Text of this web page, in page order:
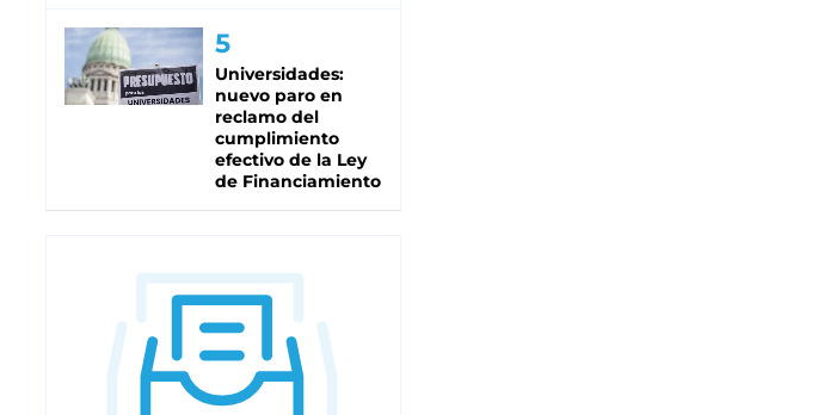
Universidades:
nuevo paro en
reclamo del
cumplimiento
efectivo de la Ley
de Financiamiento